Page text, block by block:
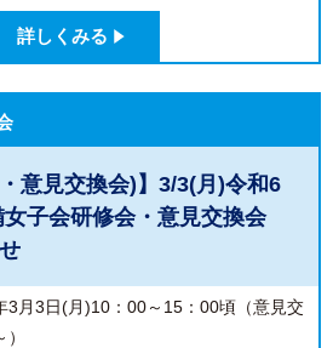
詳しくみる
意見交換会)】3/3(月)令和6
子会研修会・意見交換会
3月3日(月)10：00～15：00頃（意見交